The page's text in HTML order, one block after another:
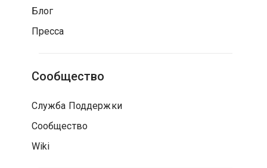
Блог
Пресса
Сообщество
Служба Поддержки
Сообщество
Wiki